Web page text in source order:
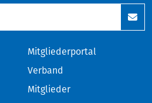
Mitgliederportal
Verband
Mitglieder